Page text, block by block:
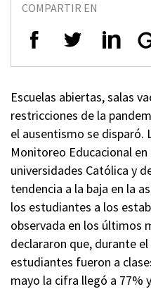
COMPARTIR EN
Escuelas abiertas, salas
restricciones de la
el ausentismo se disparó.
Monitoreo Educacional
universidades Católica y
tendencia a la baja en la
los estudiantes a los
observada en los últimos
declararon que, durante
estudiantes fueron a
mayo la cifra llegó a 77%